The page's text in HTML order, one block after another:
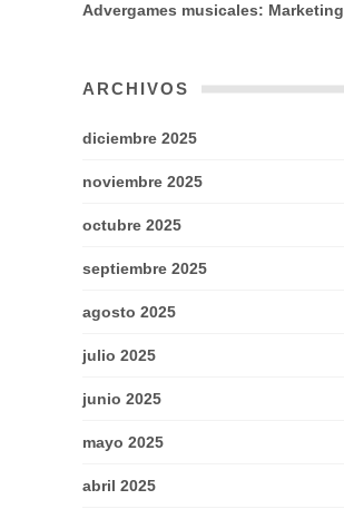
Advergames musicales: Marketing
ARCHIVOS
diciembre 2025
noviembre 2025
octubre 2025
septiembre 2025
agosto 2025
julio 2025
junio 2025
mayo 2025
abril 2025